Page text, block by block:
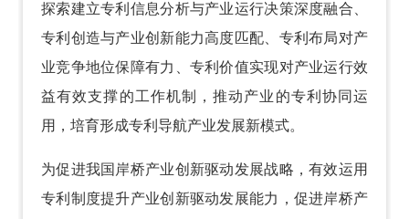
探索建立专利信息分析与产业运行决策深度融合、
专利创造与产业创新能力高度匹配、专利布局对产
业竞争地位保障有力、专利价值实现对产业运行效
益有效支撑的工作机制，推动产业的专利协同运
用，培育形成专利导航产业发展新模式。
为促进我国岸桥产业创新驱动发展战略，有效运用
专利制度提升产业创新驱动发展能力，促进岸桥产